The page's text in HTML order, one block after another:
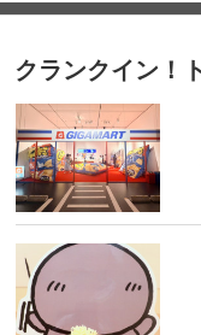
クランクイン